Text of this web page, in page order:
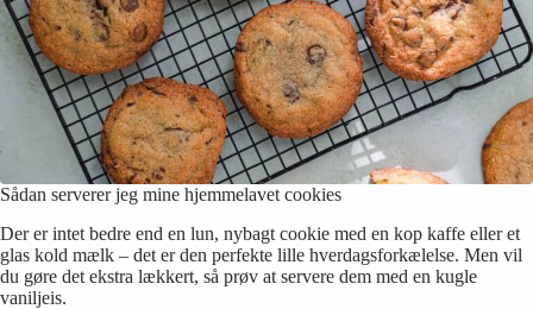
Sådan serverer jeg mine hjemmelavet cookies
Der er intet bedre end en lun, nybagt cookie med en kop kaffe eller et
glas kold mælk – det er den perfekte lille hverdagsforkælelse. Men vil
du gøre det ekstra lækkert, så prøv at servere dem med en kugle
vaniljeis.